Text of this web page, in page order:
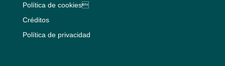
Política de cookies
Créditos
Política de privacidad